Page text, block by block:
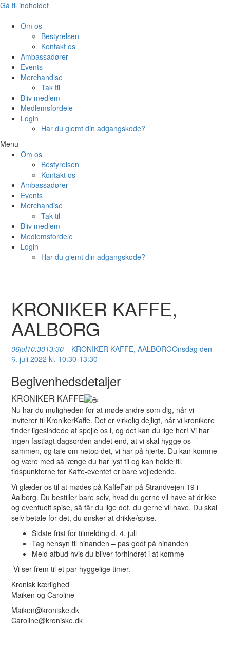
Gå til indholdet
Om os
Bestyrelsen
Kontakt os
Ambassadører
Events
Merchandise
Tak til
Bliv medlem
Medlemsfordele
Login
Har du glemt din adgangskode?
Menu
Om os
Bestyrelsen
Kontakt os
Ambassadører
Events
Merchandise
Tak til
Bliv medlem
Medlemsfordele
Login
Har du glemt din adgangskode?
KRONIKER KAFFE,
AALBORG
06jul10:3013:30 KRONIKER KAFFE, AALBORGOnsdag den
6. juli 2022 kl. 10:30-13:30
Begivenhedsdetaljer
KRONIKER KAFFE
Nu har du muligheden for at møde andre som dig, når vi
inviterer til KronikerKaffe. Det er virkelig dejligt, når vi kronikere
finder ligesindede at spejle os i, og det kan du lige her! Vi har
ingen fastlagt dagsorden andet end, at vi skal hygge os
sammen, og tale om netop det, vi har på hjerte. Du kan komme
og være med så længe du har lyst til og kan holde til,
tidspunkterne for Kaffe-eventet er bare vejledende.
Vi glæder os til at mødes på KaffeFair på Strandvejen 19 i
Aalborg. Du bestiller bare selv, hvad du gerne vil have at drikke
og eventuelt spise, så får du lige det, du gerne vil have. Du skal
selv betale for det, du ønsker at drikke/spise.
Sidste frist for tilmelding d. 4. juli
Tag hensyn til hinanden – pas godt på hinanden
Meld afbud hvis du bliver forhindret i at komme
Vi ser frem til et par hyggelige timer.
Kronisk kærlighed
Maiken og Caroline
Maiken@kroniske.dk
Caroline@kroniske.dk